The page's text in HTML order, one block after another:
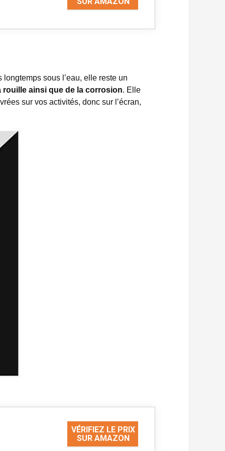
sous l’eau, elle reste un
rouille ainsi que de la corrosion. Elle
sur vos activités, donc sur l’écran,
VÉRIFIEZ LE PRIX
SUR AMAZON